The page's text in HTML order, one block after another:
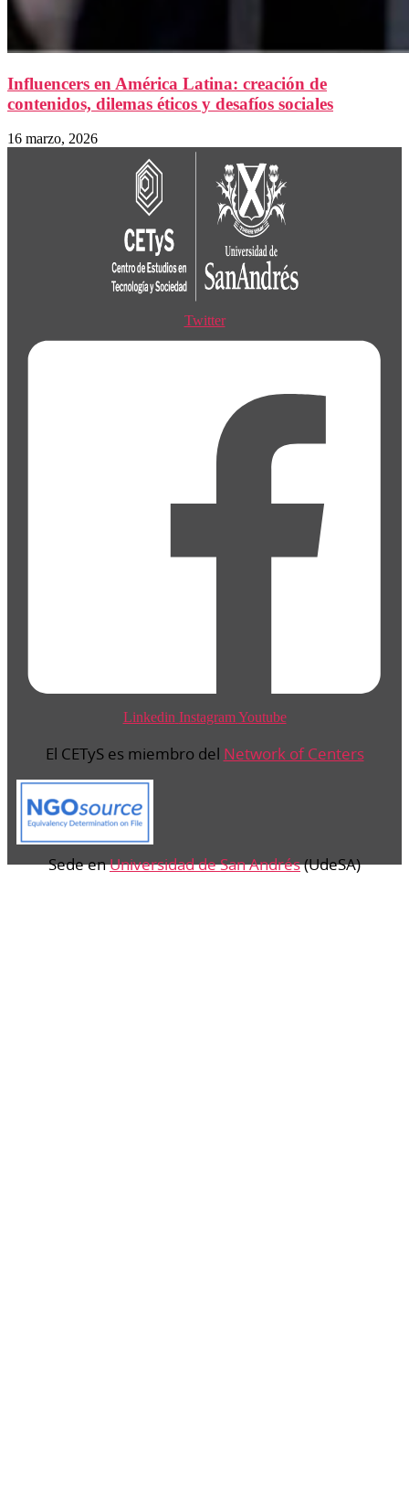
Influencers en América Latina: creación de
contenidos, dilemas éticos y desafíos sociales
16 marzo, 2026
Twitter
Linkedin Instagram Youtube
El CETyS es miembro del Network of Centers
Sede enUniversidad de San Andrés(UdeSA)